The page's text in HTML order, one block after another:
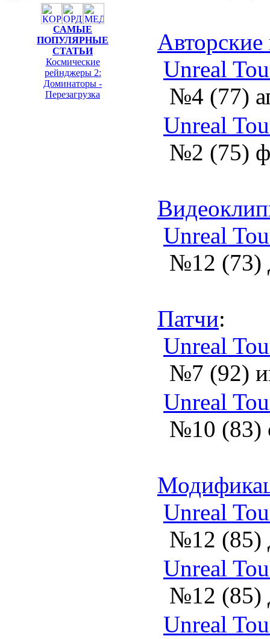
САМЫЕ
ПОПУЛЯРНЫЕ
СТАТЬИ
Космические
рейнджеры 2:
Доминаторы -
Перезагрузка
Unreal
№4 (77)
Unreal
№2 (75)
Unreal
№12 (73)
Патчи:
Unreal
№7 (92)
Unreal
№10 (83)
Unreal
№12 (85)
Unreal
№12 (85)
Unreal